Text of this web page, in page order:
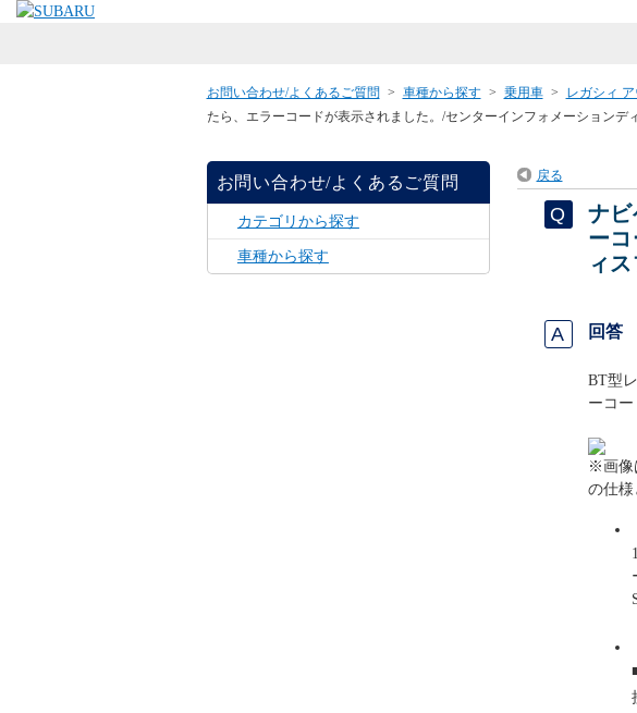
お問い合わせ/よくあるご質問 > 車種から探す > 乗用車 > レガシィ
たら、エラーコードが表示されました。/センターインフォメーションデ
お問い合わせ/よくあるご質問
カテゴリから探す
車種から探す
戻る
ナ
ー
ィ
回答
BT型
ーコー
※画像
の仕様